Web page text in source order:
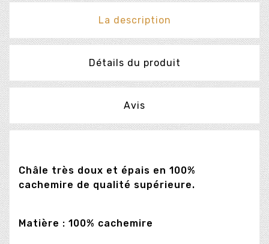
La description
Détails du produit
Avis
Châle très doux et épais en 100%
cachemire de qualité supérieure.
Matière : 100% cachemire